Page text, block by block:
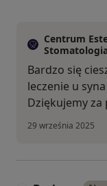
Centrum
Bardzo się
leczenie u
Dziękujemy za
29 września 2025